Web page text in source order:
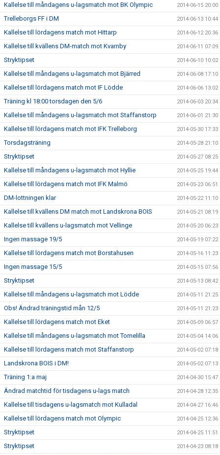
Kallelse till måndagens u-lagsmatch mot BK Olympic 2014-06-15 20:00
Trelleborgs FF i DM 2014-06-13 10:44
Kallelse till lördagens match mot Hittarp 2014-06-12 20:36
Kallelse till kvällens DM-match mot Kvarnby 2014-06-11 07:09
Stryktipset 2014-06-10 10:02
Kallelse till måndagens u-lagsmatch mot Bjärred 2014-06-08 17:10
Kallelse till lördagens match mot IF Lödde 2014-06-06 13:02
Träning kl 18:00 torsdagen den 5/6 2014-06-03 20:34
Kallelse till måndagens u-lagsmatch mot Staffanstorp 2014-06-01 21:30
Kallelse till lördagens match mot IFK Trelleborg 2014-05-30 17:33
Torsdagsträning 2014-05-28 21:10
Stryktipset 2014-05-27 08:25
Kallelse till måndagens u-lagsmatch mot Hyllie 2014-05-25 19:44
Kallelse till lördagens match mot IFK Malmö 2014-05-23 06:51
DM-lottningen klar 2014-05-22 11:10
Kallelse till kvällens DM match mot Landskrona BOIS 2014-05-21 08:19
Kallelse till kvällens u-lagsmatch mot Vellinge 2014-05-20 06:23
Ingen massage 19/5 2014-05-19 07:22
Kallelse till lördagens match mot Borstahusen 2014-05-16 11:23
Ingen massage 15/5 2014-05-15 07:56
Stryktipset 2014-05-13 08:42
Kallelse till måndagens u-lagsmatch mot Lödde 2014-05-11 21:25
Obs! Ändrad träningstid mån 12/5 2014-05-11 21:23
Kallelse till lördagens match mot Eket 2014-05-09 06:57
Kallelse till måndagens u-lagsmatch mot Tomelilla 2014-05-04 14:06
Kallelse till lördagens match mot Staffanstorp 2014-05-02 07:18
Landskrona BOIS i DM! 2014-05-02 07:13
Träning 1:a maj 2014-04-30 15:47
Ändrad matchtid för tisdagens u-lags match 2014-04-28 12:35
Kallelse till tisdagens u-lagsmatch mot Kulladal 2014-04-27 16:46
Kallelse till lördagens match mot Olympic 2014-04-25 12:36
Stryktipset 2014-04-25 11:51
Stryktipset 2014-04-23 08:18